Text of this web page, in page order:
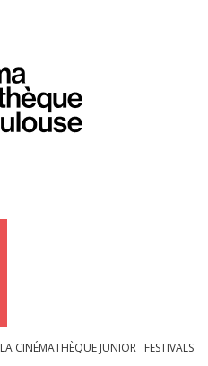
LA CINÉMATHÈQUE JUNIOR FESTIVALS